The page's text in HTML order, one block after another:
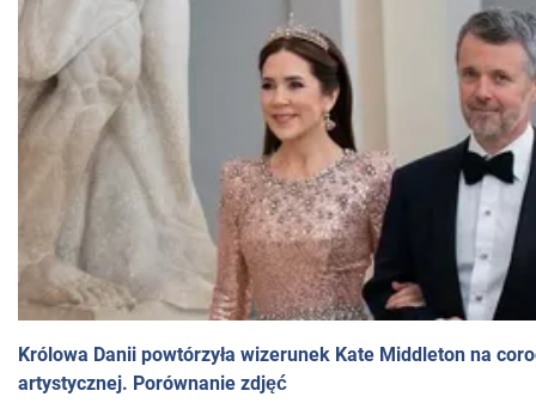
Królowa Danii powtórzyła wizerunek Kate Middleton na
artystycznej. Porównanie zdjęć